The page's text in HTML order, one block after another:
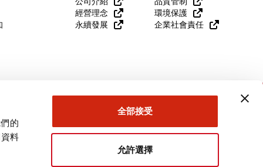
的
料
全部接受
允許選擇
需要幫助嗎？
經營理念
永續發展
環境保護
企業社會責任